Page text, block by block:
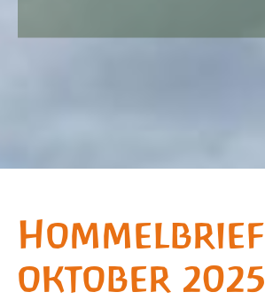
Hommelbrief
oktober 2025